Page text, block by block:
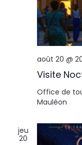
Visite
août 20 @
Office de
Mauléon
jeu
20